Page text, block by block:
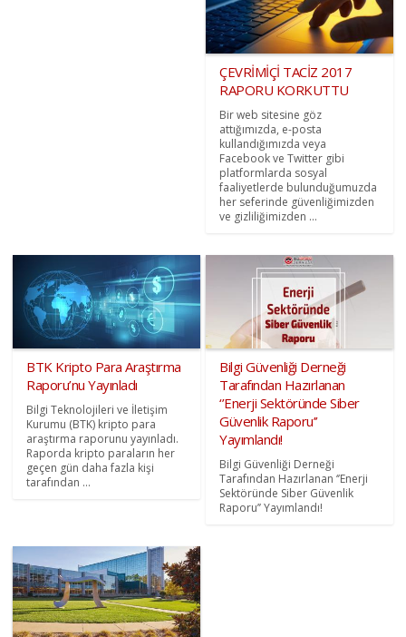
ÇEVRİMİÇİ TACİZ 2017
RAPORU KORKUTTU
Bir web sitesine göz
attığımızda, e-posta
kullandığımızda veya
Facebook ve Twitter gibi
platformlarda sosyal
faaliyetlerde bulunduğumuzda
her seferinde güvenliğimizden
ve gizliliğimizden ...
BTK Kripto Para Araştırma
Raporu’nu Yayınladı
Bilgi Teknolojileri ve İletişim
Kurumu (BTK) kripto para
araştırma raporunu yayınladı.
Raporda kripto paraların her
geçen gün daha fazla kişi
tarafından ...
Bilgi Güvenliği Derneği
Tarafından Hazırlanan
‘’Enerji Sektöründe Siber
Güvenlik Raporu’’
Yayımlandı!
Bilgi Güvenliği Derneği
Tarafından Hazırlanan ‘’Enerji
Sektöründe Siber Güvenlik
Raporu’’ Yayımlandı!